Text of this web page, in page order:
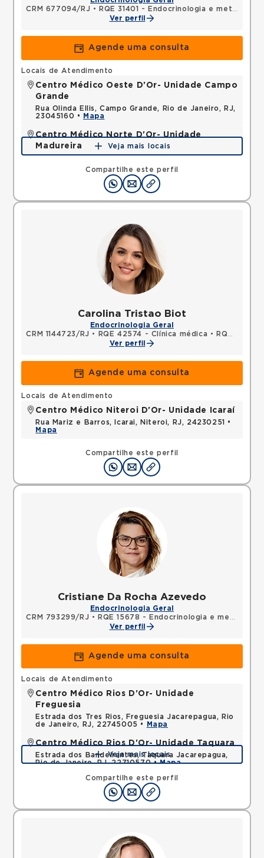
CRM 677094/RJ •
RQE 31401 - Endocrinologia e metabologia
Ver perfil
Agende uma consulta
Compartilhe este perfil
Locais de Atendimento
Centro Médico Oeste D'Or- Unidade Campo
Grande
Rua Olinda Ellis, Campo Grande, Rio de Janeiro, RJ,
23045160 •
Mapa
Centro Médico Norte D'Or- Unidade
Madureira
Rua Soares Caldeira, Madureira, Rio de Janeiro, RJ,
Mapa
Veja mais locais
Carolina Tristao Biot
Endocrinologia Geral
CRM 1144723/RJ • RQE 42574 - Clínica médica •
RQE 55717 - Endocrinologia e metabologia
Ver perfil
Agende uma consulta
Compartilhe este perfil
Locais de Atendimento
Centro Médico Niteroi D'Or- Unidade Icaraí
Rua Mariz e Barros, Icarai, Niteroi, RJ, 24230251 •
Mapa
Cristiane Da Rocha Azevedo
Endocrinologia Geral
CRM 793299/RJ •
RQE 15678 - Endocrinologia e metabologia
Ver perfil
Agende uma consulta
Compartilhe este perfil
Locais de Atendimento
Centro Médico Rios D'Or- Unidade
Freguesia
Estrada dos Tres Rios, Freguesia Jacarepagua, Rio
de Janeiro, RJ, 22745005 •
Mapa
Centro Médico Rios D'Or- Unidade Taquara
Estrada dos Bandeirantes, Taquara Jacarepagua,
Rio de Janeiro, RJ, 22710570 •Mapa
Veja mais locais